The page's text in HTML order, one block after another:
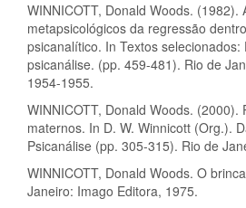
WINNICOTT, Donald Woods. (1982).
metapsicológicos da regressão
psicanalítico. In Textos selecionados:
psicanálise. (pp. 459-481). Rio de
1954-1955.
WINNICOTT, Donald Woods. (2000).
maternos. In D. W. Winnicott (Org.).
Psicanálise (pp. 305-315). Rio de
WINNICOTT, Donald Woods. O
Janeiro: Imago Editora, 1975.